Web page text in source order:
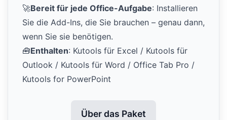
🚀Bereit für jede Office-Aufgabe: Installieren
Sie die Add-Ins, die Sie brauchen – genau dann,
wenn Sie sie benötigen.
🧰Enthalten: Kutools für Excel / Kutools für
Outlook / Kutools für Word / Office Tab Pro /
Kutools for PowerPoint
Über das Paket